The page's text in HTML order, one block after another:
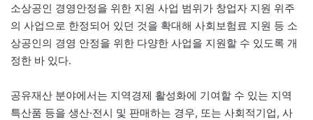
소상공인 경영안정을 위한 지원 사업 범위가 창업자 지원 위주
의 사업으로 한정되어 있던 것을 확대해 사회보험료 지원 등 소
상공인의 경영 안정을 위한 다양한 사업을 지원할 수 있도록 개
정한 바 있다.
공유재산 분야에서는 지역경제 활성화에 기여할 수 있는 지역
특산품 등을 생산·전시 및 판매하는 경우, 또는 사회적기업, 사